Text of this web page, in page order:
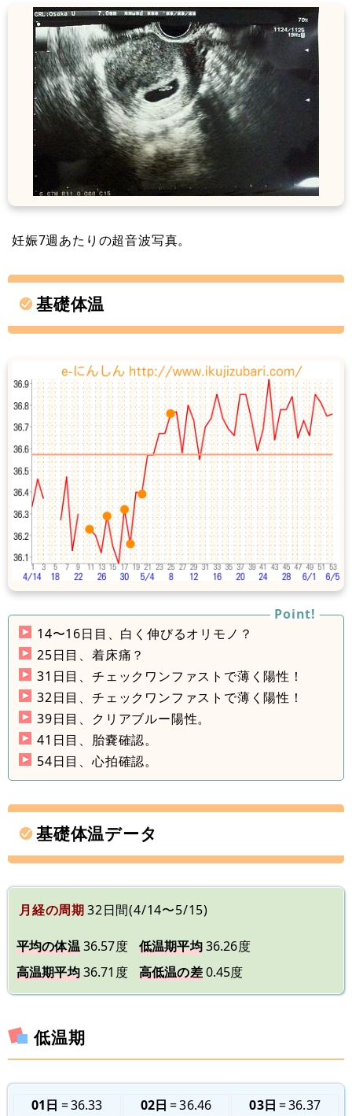
妊娠7週あたりの超音波写真。
基礎体温
14〜16日目、白く伸びるオリモノ？
25日目、着床痛？
31日目、チェックワンファストで薄く陽性！
32日目、チェックワンファストで薄く陽性！
39日目、クリアブルー陽性。
41日目、胎嚢確認。
54日目、心拍確認。
基礎体温データ
月経の周期32日間(4/14〜5/15)
平均の体温36.57度 低温期平均36.26度
高温期平均36.71度 高低温の差0.45度
低温期
01日 36.33 02日 36.46 03日
36.37